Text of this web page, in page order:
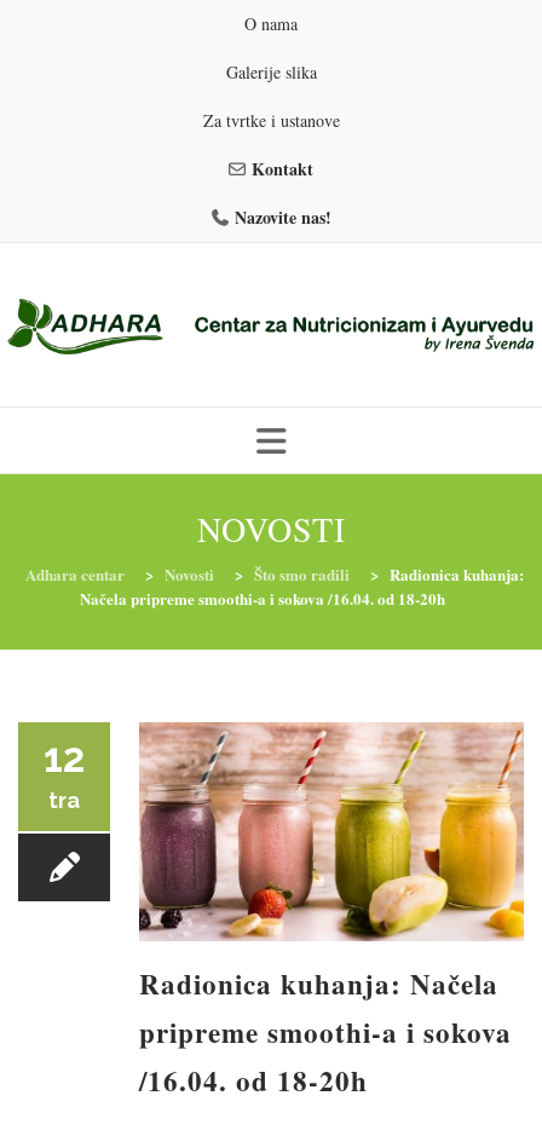
O nama
Galerije slika
Za tvrtke i ustanove
Kontakt
Nazovite nas!
PROGRAMI PREHRANE PRIRODNO MRŠAVLJENJE
YOGA I TRENINZI
NOVOSTI
Adhara centar > Novosti > Što smo radili > Radionica kuhanja:
Načela pripreme smoothi-a i sokova /16.04. od 18-20h
12
tra
Radionica kuhanja: Načela
pripreme smoothi-a i sokova
/16.04. od 18-20h